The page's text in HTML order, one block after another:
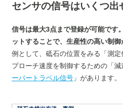
センサの信号はいくつ出
信号は最大3点まで登録が可能です
ットすることで、生産性の高い制御
例として、砥石の位置をみる「測
プローチ速度を制御するための「
ーバートラベル信号」があります。